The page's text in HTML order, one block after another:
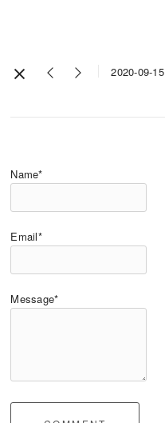
2020-09-15
Name*
Email*
Message*